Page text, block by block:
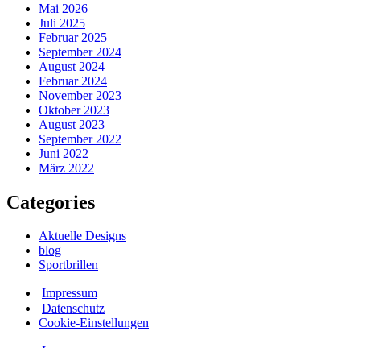
Mai 2026
Juli 2025
Februar 2025
September 2024
August 2024
Februar 2024
November 2023
Oktober 2023
August 2023
September 2022
Juni 2022
März 2022
Categories
Aktuelle Designs
blog
Sportbrillen
Impressum
Datenschutz
Cookie-Einstellungen